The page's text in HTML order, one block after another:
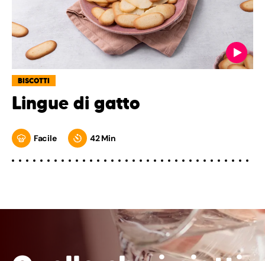
BISCOTTI
Lingue di gatto
Facile 42 Min